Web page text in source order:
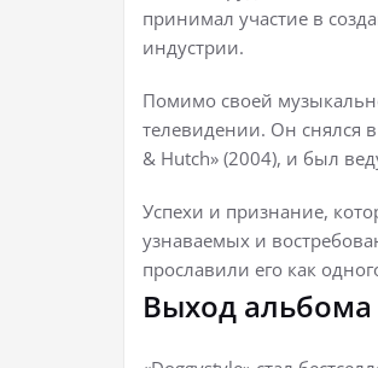
принимал участие в
индустрии.
Помимо своей
телевидении. Он снялся
& Hutch» (2004), и был
Успехи и признание,
узнаваемых и
прославили его как
Выход альбома